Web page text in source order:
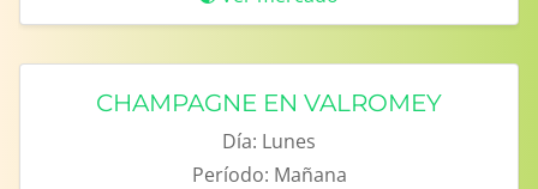
CHAMPAGNE EN VALROMEY
Día: Lunes
Período: Mañana